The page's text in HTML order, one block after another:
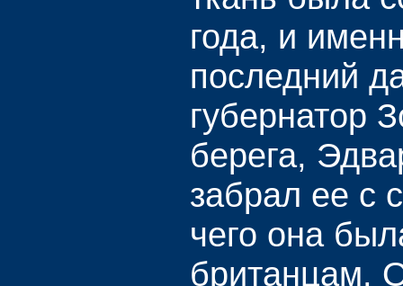
года, и
последний
губернатор
берега,
забрал ее с
чего она
британцам.